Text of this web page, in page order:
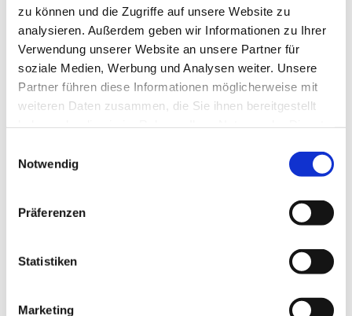
zu können und die Zugriffe auf unsere Website zu
analysieren. Außerdem geben wir Informationen zu Ihrer
Verwendung unserer Website an unsere Partner für
soziale Medien, Werbung und Analysen weiter. Unsere
Partner führen diese Informationen möglicherweise mit
weiteren Daten zusammen, die Sie ihnen bereitgestellt
Notwendig
Präferenzen
Statistiken
Marketing
Dies könnte Sie auch
interessieren